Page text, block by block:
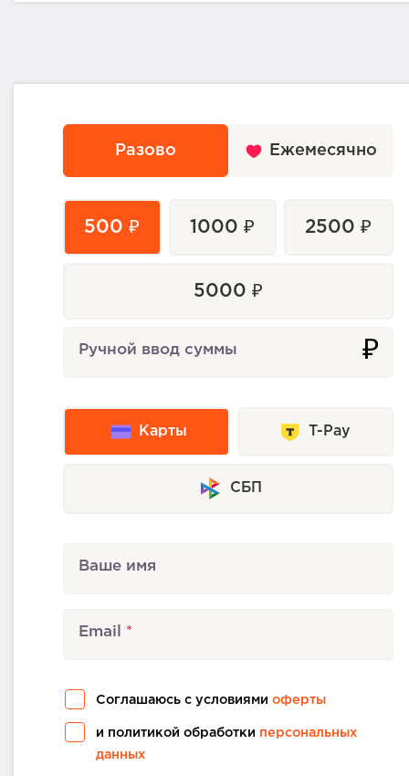
Разово Ежемесячно
500 ₽ 1000 ₽ 2500 ₽
5000 ₽
Ручной ввод суммы ₽
Карты T-Pay
СБП
Ваше имя
Email
Соглашаюсь с условиями оферты
и политикой обработки персональных
данных